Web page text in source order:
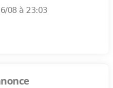
08 à 23:03